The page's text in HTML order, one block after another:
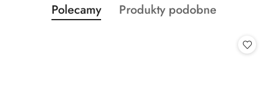
Pomiń karuzelę produktów
Produkty
o
Polecamy
Produkty
Produkty podobne